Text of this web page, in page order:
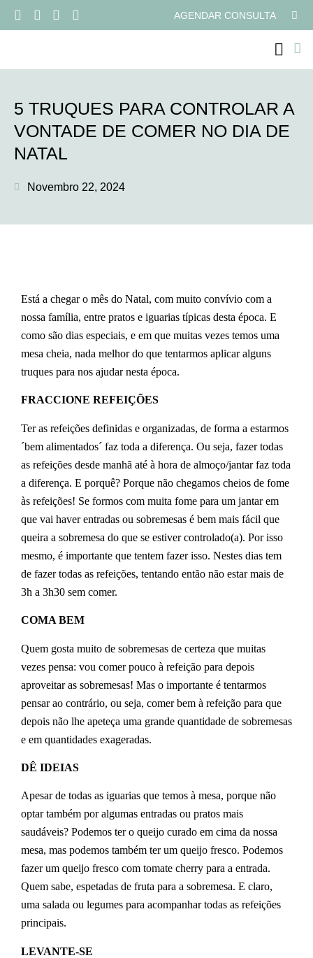
AGENDAR CONSULTA
5 TRUQUES PARA CONTROLAR A
VONTADE DE COMER NO DIA DE
NATAL
Novembro 22, 2024
Está a chegaro mês do Natal, com muito convívio com a
nossa família, entre pratos e iguarias típicas desta época. E
como são dias especiais, e em que muitas vezes temos uma
mesa cheia, nada melhor do que tentarmos aplicar alguns
truques para nos ajudar nesta época.
FRACCIONE REFEIÇÕES
Ter as refeições definidas e organizadas, de forma a estarmos
´bem alimentados´ faz toda a diferença. Ou seja, fazer todas
as refeições desde manhã até à hora de almoço/jantar faz toda
a diferença. E porquê? Porque não chegamos cheios de fome
às refeições! Se formos com muita fome para um jantar em
que vai haver entradas ou sobremesas é bem mais fácil que
queira a sobremesa do que se estiver controlado(a). Por isso
mesmo, é importante que tentem fazer isso. Nestes dias tem
de fazer todas as refeições, tentando então não estar mais de
3h a 3h30 sem comer.
COMA BEM
Quem gosta muito de sobremesas de certeza que muitas
vezes pensa: vou comer pouco à refeição para depois
aproveitar as sobremesas! Mas o importante é tentarmos
pensar ao contrário, ou seja, comer bem à refeição para que
depois não lhe apeteça uma grande quantidade de sobremesas
e em quantidades exageradas.
DÊ IDEIAS
Apesar de todas as iguarias que temos à mesa, porque não
optar também por algumas entradas ou pratos mais
saudáveis? Podemos ter o queijo curado em cima da nossa
mesa, mas podemos também ter um queijo fresco. Podemos
fazer um queijo fresco com tomate cherry para a entrada.
Quem sabe, espetadas de fruta para a sobremesa. E claro,
uma salada ou legumes para acompanhar todas as refeições
principais.
LEVANTE-SE